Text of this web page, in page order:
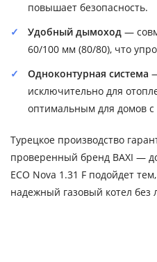
повышает безопасность.
Удобный дымоход —
60/100 мм (80/80), что
Одноконтурная система
исключительно для
оптимальным для домов
Турецкое производство
проверенный бренд BAXI —
ECO Nova 1.31 F подойдет
надежный газовый котел